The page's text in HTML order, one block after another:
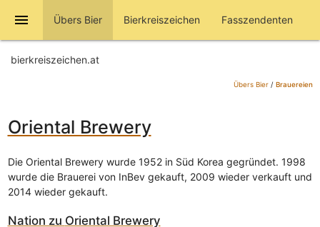
menu Übers Bier Bierkreiszeichen Fasszendenten
bierkreiszeichen.at
Übers Bier/ Brauereien
Oriental Brewery
Die Oriental Brewery wurde 1952 in Süd Korea gegründet. 1998
wurde die Brauerei von InBev gekauft, 2009 wieder verkauft und
2014 wieder gekauft.
Nation zu Oriental Brewery